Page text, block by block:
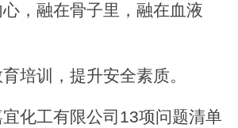
，融在骨子里，融在血液
培训，提升安全素质。
化工有限公司13项问题清单